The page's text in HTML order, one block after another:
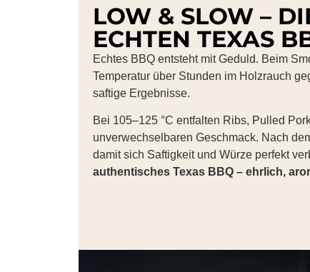
LOW & SLOW –
ECHTEN TEXAS
Echtes BBQ entsteht mit Geduld. Beim
Temperatur über Stunden im Holzrauch
saftige Ergebnisse.
Bei 105–125 °C entfalten Ribs, Pulled
unverwechselbaren Geschmack. Nach
damit sich Saftigkeit und Würze perfekt
authentisches Texas BBQ – ehrlich,